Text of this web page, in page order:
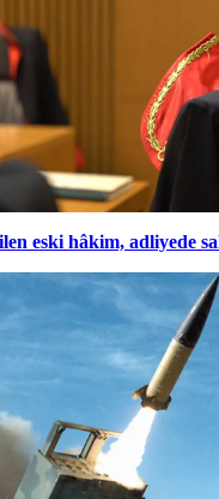
eski hâkim, adliyede